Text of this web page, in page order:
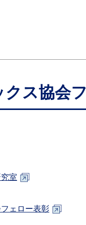
クス協会
室
ェロー表彰